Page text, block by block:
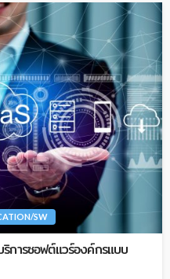
SW
การซอฟต์แวร์องค์กรแบบ